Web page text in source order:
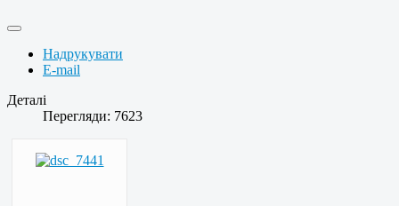
Надрукувати
E-mail
Деталі
Перегляди: 7623